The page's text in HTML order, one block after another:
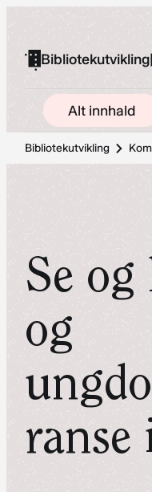
innholdBibliotekutvikling|
Alt innhald
Bibliotekutvikling
Se
og
ranse